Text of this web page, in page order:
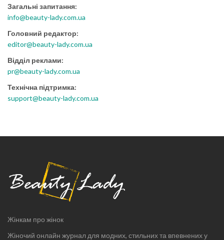
Загальні запитання:
info@beauty-lady.com.ua
Головний редактор:
editor@beauty-lady.com.ua
Відділ реклами:
pr@beauty-lady.com.ua
Технічна підтримка:
support@beauty-lady.com.ua
Жінкам про жінок
Жіночий онлайн журнал для модних, стильних та впевнених у